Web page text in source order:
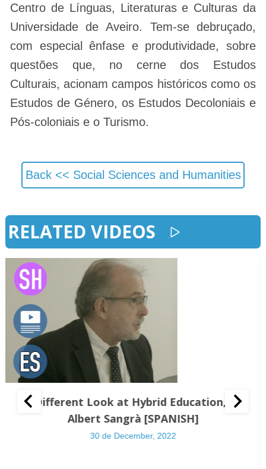
Centro de Línguas, Literaturas e Culturas da
Universidade de Aveiro. Tem-se debruçado,
com especial ênfase e produtividade, sobre
questões que, no cerne dos Estudos
Culturais, acionam campos históricos como os
Estudos de Género, os Estudos Decoloniais e
Pós-coloniais e o Turismo.
Back << Social Sciences and Humanities
RELATED VIDEOS
A Different Look at Hybrid Education, by
Albert Sangrà [SPANISH]
30 de December, 2022